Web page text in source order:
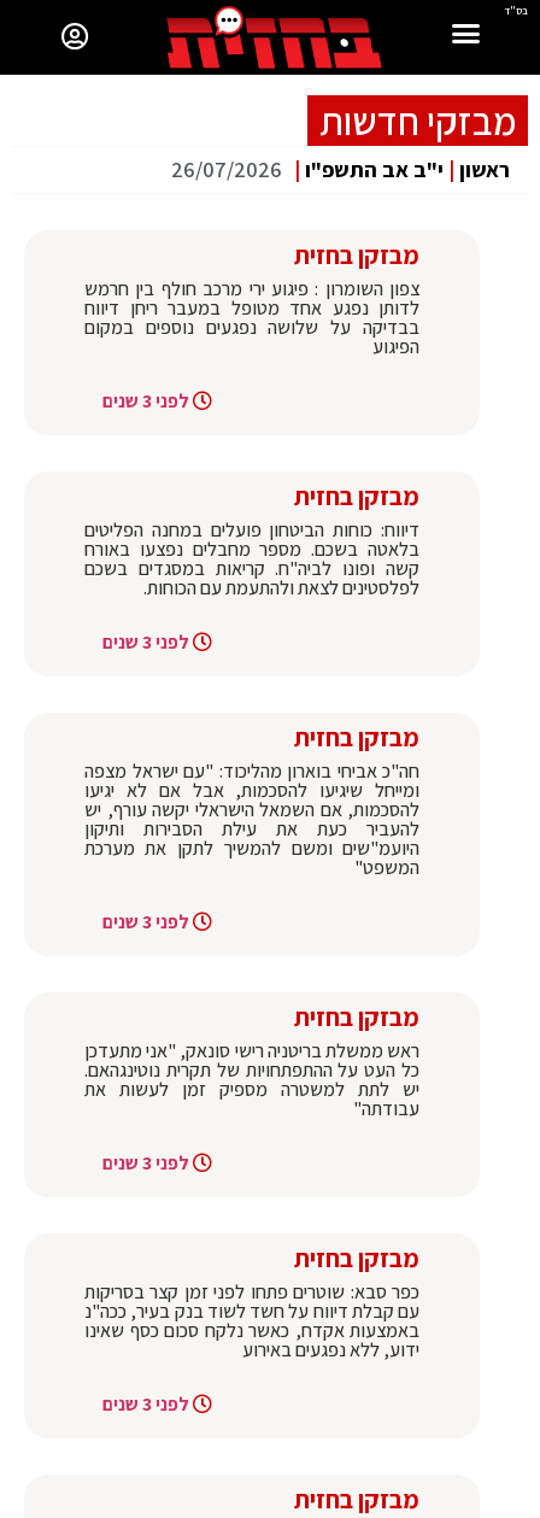
בס"ד
מבזקי חדשות
ראשון | י"ב אב התשפ"ו |
26/07/2026
מבזקן בחזית
צפון השומרון : פיגוע ירי מרכב חולף בין חרמש
לדותן נפגע אחד מטופל במעבר ריחן דיווח
בבדיקה על שלושה נפגעים נוספים במקום
הפיגוע
לפני 3 שנים
מבזקן בחזית
דיווח: כוחות הביטחון פועלים במחנה הפליטים
בלאטה בשכם. מספר מחבלים נפצעו באורח
קשה ופונו לביה"ח. קריאות במסגדים בשכם
לפלסטינים לצאת ולהתעמת עם הכוחות.
לפני 3 שנים
מבזקן בחזית
חה"כ אביחי בוארון מהליכוד: "עם ישראל מצפה
ומייחל שיגיעו להסכמות, אבל אם לא יגיעו
להסכמות, אם השמאל הישראלי יקשה עורף, יש
להעביר כעת את עילת הסבירות ותיקון
היועמ"שים ומשם להמשיך לתקן את מערכת
המשפט"
לפני 3 שנים
מבזקן בחזית
ראש ממשלת בריטניה רישי סונאק, "אני מתעדכן
כל העט על ההתפתחויות של תקרית נוטינגהאם.
יש לתת למשטרה מספיק זמן לעשות את
עבודתה‌‌"
לפני 3 שנים
מבזקן בחזית
כפר סבא: שוטרים פתחו לפני זמן קצר בסריקות
עם קבלת דיווח על חשד לשוד בנק בעיר, ככה"נ
באמצעות אקדח, כאשר נלקח סכום כסף שאינו
ידוע, ללא נפגעים באירוע
לפני 3 שנים
מבזקן בחזית